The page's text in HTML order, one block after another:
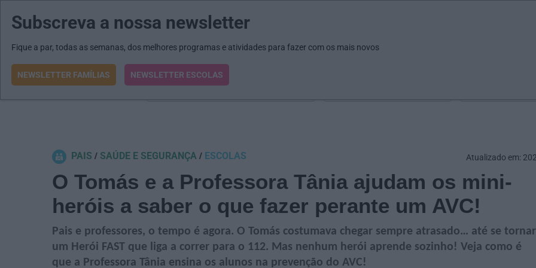
MENU MAIL JORNAIS
O que procura?
PAIS SAÚDE E SEGURANÇA ESCOLAS
O Tomás e a Professora Tânia ajudam os mini-
heróis a saber o que fazer perante um AVC!
Pais e professores, o tempo é agora. O Tomás costumava chegar sempre atrasado… até se tornar
um Herói FAST que liga a correr para o 112. Mas nenhum herói aprende sozinho! Veja como é
que a Professora Tânia ensina os alunos na prevenção do AVC!
Atualizado em:
Subscreva a nossa newsletter
Fique a par, todas as semanas, dos melhores programas e atividades para fazer com os mais novos
NEWSLETTER FAMÍLIAS NEWSLETTER ESCOLAS